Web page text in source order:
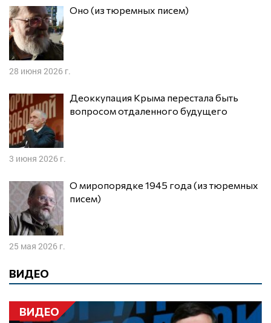
Оно (из тюремных писем)
28 июня 2026 г.
Деоккупация Крыма перестала быть
вопросом отдаленного будущего
3 июня 2026 г.
О миропорядке 1945 года (из тюремных
писем)
25 мая 2026 г.
ВИДЕО
ВИДЕО